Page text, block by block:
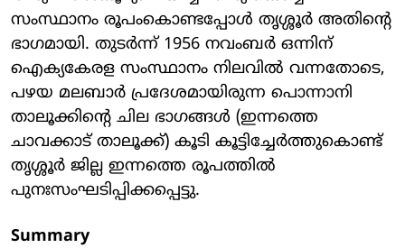
സംസ്ഥാനം രൂപംകൊണ്ടപ്പോൾ തൃശ്ശൂർ അതിന്റെ
ഭാഗമായി. തുടർന്ന് 1956 നവംബർ ഒന്നിന്
ഐക്യകേരള സംസ്ഥാനം നിലവിൽ വന്നതോടെ,
പഴയ മലബാർ പ്രദേശമായിരുന്ന പൊന്നാനി
താലൂക്കിന്റെ ചില ഭാഗങ്ങൾ (ഇന്നത്തെ
ചാവക്കാട് താലൂക്ക്) കൂടി കൂട്ടിച്ചേർത്തുകൊണ്ട്
തൃശ്ശൂർ ജില്ല ഇന്നത്തെ രൂപത്തിൽ
പുനഃസംഘടിപ്പിക്കപ്പെട്ടു.
Summary